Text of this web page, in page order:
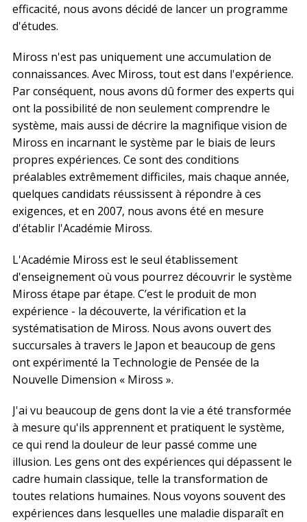
efficacité, nous avons décidé de lancer un programme
d'études.
Miross n'est pas uniquement une accumulation de
connaissances. Avec Miross, tout est dans l'expérience.
Par conséquent, nous avons dû former des experts qui
ont la possibilité de non seulement comprendre le
système, mais aussi de décrire la magnifique vision de
Miross en incarnant le système par le biais de leurs
propres expériences. Ce sont des conditions
préalables extrêmement difficiles, mais chaque année,
quelques candidats réussissent à répondre à ces
exigences, et en 2007, nous avons été en mesure
d'établir l'Académie Miross.
L'Académie Miross est le seul établissement
d'enseignement où vous pourrez découvrir le système
Miross étape par étape. C’est le produit de mon
expérience - la découverte, la vérification et la
systématisation de Miross. Nous avons ouvert des
succursales à travers le Japon et beaucoup de gens
ont expérimenté la Technologie de Pensée de la
Nouvelle Dimension « Miross ».
J'ai vu beaucoup de gens dont la vie a été transformée
à mesure qu'ils apprennent et pratiquent le système,
ce qui rend la douleur de leur passé comme une
illusion. Les gens ont des expériences qui dépassent le
cadre humain classique, telle la transformation de
toutes relations humaines. Nous voyons souvent des
expériences dans lesquelles une maladie disparaît en